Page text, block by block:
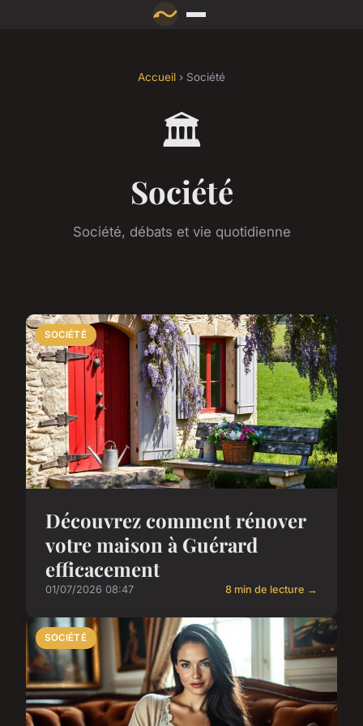
Accueil › Société
🏛️
Société
Société, débats et vie quotidienne
SOCIÉTÉ
Découvrez comment rénover
votre maison à Guérard
efficacement
01/07/2026 08:47 8 min de lecture →
SOCIÉTÉ